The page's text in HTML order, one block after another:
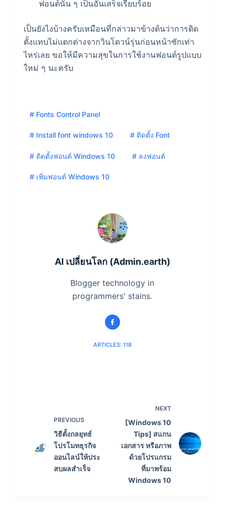
ฟอนต์นั่น ๆ เป็นอันเสร็จเรียบร้อย
เป็นยังไงบ้างครับเหมือนที่กล่าวมาข้างต้นว่าการติด
ตั้งแทบไม่แตกต่างจากวินโดวน์รุ่นก่อนหน้าซักเท่า
ไหร่เลย ขอให้มีความสุขในการใช้งานฟอนต์รูปแบบ
ใหม่ ๆ นะครับ
# Fonts Control Panel
# Install font windows 10 # ติดตั้ง Font
# ติดตั้งฟอนต์ Windows 10 # ลงฟอนต์
# เพิ่มฟอนต์ Windows 10
AI เปลี่ยนโลก (Admin.earth)
Blogger technology in
programmers' stains.
ARTICLES: 118
PREVIOUS
วิธีตั้งกลยุทธ์
โปรโมทธุรกิจ
ออนไลน์ให้ประ
สบผลสําเร็จ
NEXT
[Windows 10
Tips] สแกน
เอกสาร หรือภาพ
ด้วยโปรแกรม
ที่มาพร้อม
Windows 10